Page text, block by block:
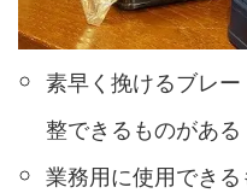
素早く挽けるブレ
整できるものがある
業務用に使用でき